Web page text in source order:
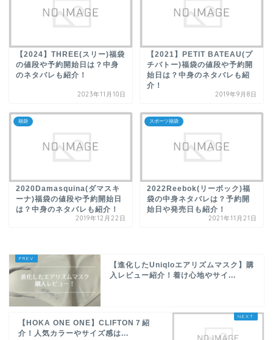
【2024】THREE(スリー)福袋
の値段や予約開始日は？中身
のネタバレも紹介！
2023年11月10日
【2021】PETIT BATEAU(プ
チバトー)福袋の値段や予約開
始日は？中身のネタバレも紹
介！
2019年9月8日
福袋
2020Damasquina(ダマスキ
ーナ)福袋の値段や予約開始日
は？中身のネタバレも紹介！
2019年12月22日
スポーツ福袋
2022Reebok(リーボック)福
袋の中身ネタバレは？予約開
始日や発売日も紹介！
2021年11月21日
【進化したUniqloエアリズムマスク】購
入レビュー紹介！着け心地やサイ...
【HOKA ONE ONE】CLIFTON７紹
介！人気カラーやサイズ感は...